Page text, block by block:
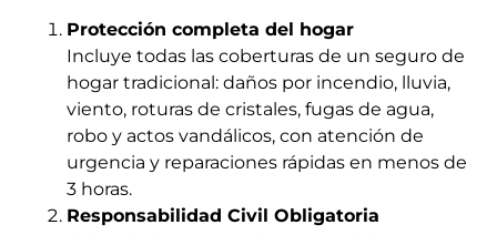
Protección completa del hogar
Incluye todas las coberturas de un seguro de
hogar tradicional: daños por incendio, lluvia,
viento, roturas de cristales, fugas de agua,
robo y actos vandálicos, con atención de
urgencia y reparaciones rápidas en menos de
3 horas.
Responsabilidad Civil Obligatoria